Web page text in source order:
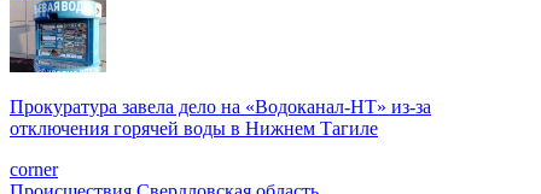
Прокуратура завела дело на «Водоканал-НТ» из-за
отключения горячей воды в Нижнем Тагиле
corner